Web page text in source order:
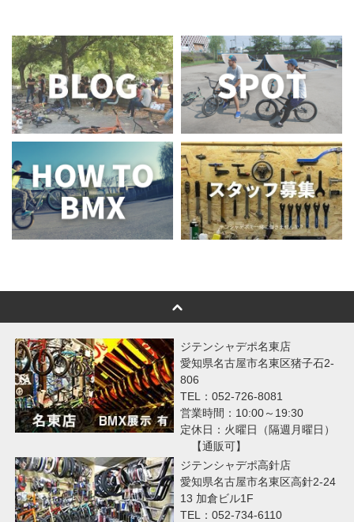
ジテンシャデポ名東店
愛知県名古屋市名東区猪子石2-
806
TEL：052-726-8081
営業時間：10:00～19:30
定休日：火曜日（隔週月曜日）
【通販可】
ジテンシャデポ高針店
愛知県名古屋市名東区高針2-24
13 加倉ビル1F
TEL：052-734-6110